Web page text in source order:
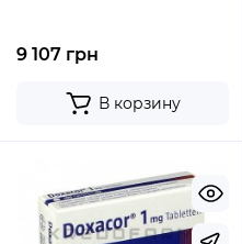
9 107 грн
В корзину